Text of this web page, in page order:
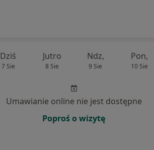
Dziś
7 Sie
Jutro
8 Sie
Ndz,
9 Sie
Pon,
10 Sie
Umawianie online nie jest dostępne
Poproś o wizytę